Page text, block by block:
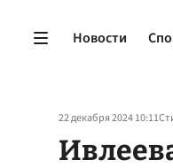
Новости
22 декабря 2024 10:11